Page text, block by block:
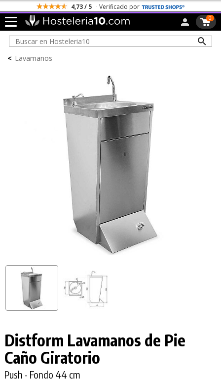
4,73 / 5 · Verificado por
0
< Lavamanos
Distform Lavamanos de Pie
Caño Giratorio
Push - Fondo 44 cm